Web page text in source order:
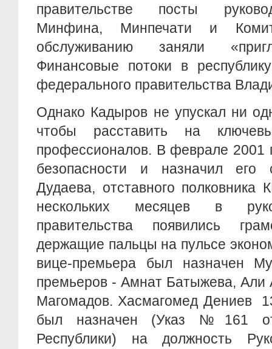
правительстве посты
Минфина, Минпечати и
обслуживанию заняли
Финансовые потоки в
федерального правительства
Однако Кадыров не упускал ни
чтобы расставить на
профессионалов. В феврале 2001
безопасности и назначил его
Дудаева, отставного полковника
нескольких месяцев в
правительства появились
держащие пальцы на пульсе
вице-премьера был назначен
премьеров - Амнат Батыжева, Али
Магомадов. Хасмагомед Дениев
был назначен (Указ №161
Республики) на должность